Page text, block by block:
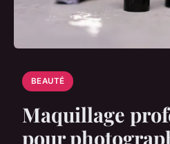
BEAUTÉ
Maquillage
pour